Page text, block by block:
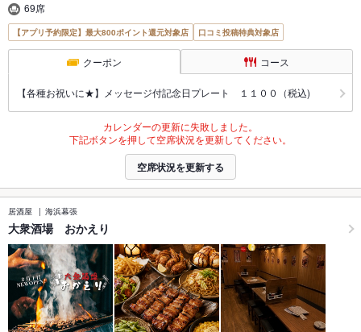
69席
【アプリ予約限定】最大800ポイント還元対象店 口コミ投稿特典対象店
クーポン コース
【各種お祝いに★】メッセージ付記念日プレート １１００（税込)
カレンダーの更新に失敗しました。
下記ボタンを押して空席状況を更新してください。
空席状況を更新する
居酒屋 海浜幕張
大衆酒場 おかえり